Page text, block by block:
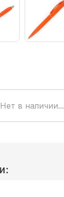
в наличии...